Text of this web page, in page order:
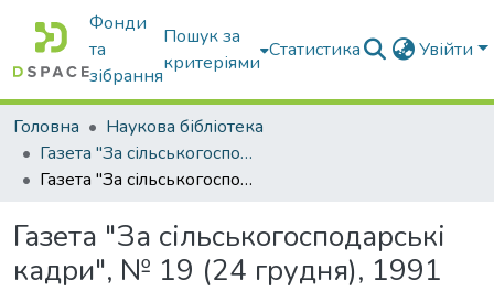
Фонди
та
зібрання
Пошук за
критеріями
Статистика Увійти
Головна
Наукова бібліотека
Газета "За сільськогосподарські кадри"
Газета "За сільськогосподарські кадри", № 19 (24 грудня), 1991
Газета "За сільськогосподарські
кадри", № 19 (24 грудня), 1991